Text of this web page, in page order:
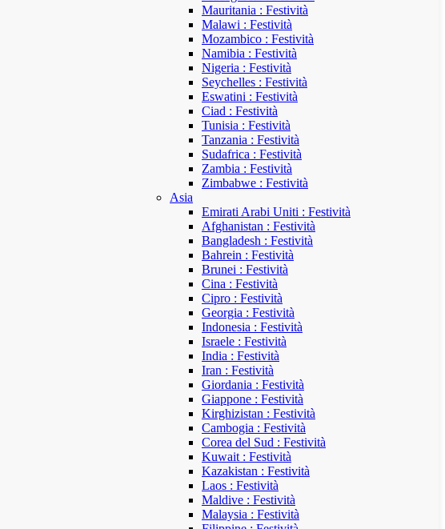
Mauritania : Festività
Malawi : Festività
Mozambico : Festività
Namibia : Festività
Nigeria : Festività
Seychelles : Festività
Eswatini : Festività
Ciad : Festività
Tunisia : Festività
Tanzania : Festività
Sudafrica : Festività
Zambia : Festività
Zimbabwe : Festività
Asia
Emirati Arabi Uniti : Festività
Afghanistan : Festività
Bangladesh : Festività
Bahrein : Festività
Brunei : Festività
Cina : Festività
Cipro : Festività
Georgia : Festività
Indonesia : Festività
Israele : Festività
India : Festività
Iran : Festività
Giordania : Festività
Giappone : Festività
Kirghizistan : Festività
Cambogia : Festività
Corea del Sud : Festività
Kuwait : Festività
Kazakistan : Festività
Laos : Festività
Maldive : Festività
Malaysia : Festività